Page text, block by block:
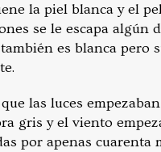
la piel blanca y el
se le escapa algún
es blanca pero
las luces
gris y el viento
por apenas